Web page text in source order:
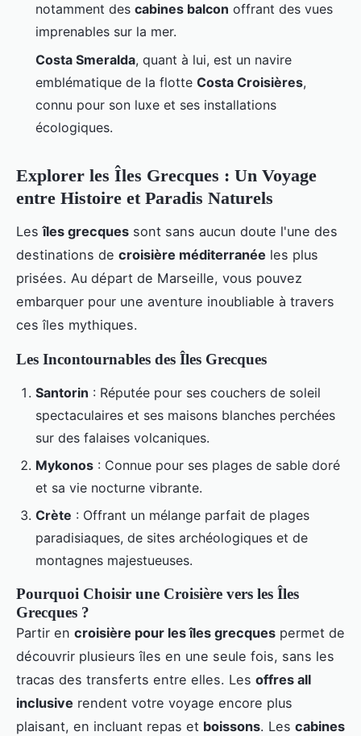
notamment des cabines balcon offrant des vues
imprenables sur la mer.
Costa Smeralda, quant à lui, est un navire
emblématique de la flotte Costa Croisières,
connu pour son luxe et ses installations
écologiques.
Explorer les Îles Grecques : Un Voyage
entre Histoire et Paradis Naturels
Lesîles grecques sont sans aucun doute l'une des
destinations de croisière méditerranée les plus
prisées. Au départ de Marseille, vous pouvez
embarquer pour une aventure inoubliable à travers
ces îles mythiques.
Les Incontournables des Îles Grecques
Santorin : Réputée pour ses couchers de soleil
spectaculaires et ses maisons blanches perchées
sur des falaises volcaniques.
Mykonos : Connue pour ses plages de sable doré
et sa vie nocturne vibrante.
Crète : Offrant un mélange parfait de plages
paradisiaques, de sites archéologiques et de
montagnes majestueuses.
Pourquoi Choisir une Croisière vers les Îles
Grecques ?
Partir en croisière pour les îles grecques permet de
découvrir plusieurs îles en une seule fois, sans les
tracas des transferts entre elles. Les offres all
inclusive rendent votre voyage encore plus
plaisant, en incluant repas et boissons. Les cabines